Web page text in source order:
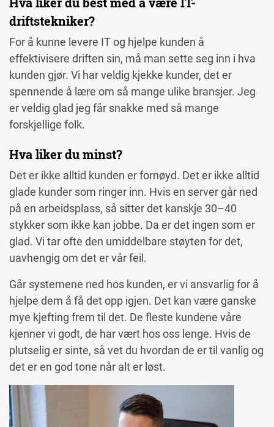
driftstekniker?
For å kunne levere IT og hjelpe kunden å
effektivisere driften sin, må man sette seg inn i hva
kunden gjør. Vi har veldig kjekke kunder, det er
spennende å lære om så mange ulike bransjer. Jeg
er veldig glad jeg får snakke med så mange
forskjellige folk.
Hva liker du minst?
Det er ikke alltid kunden er fornøyd. Det er ikke alltid
glade kunder som ringer inn. Hvis en server går ned
på en arbeidsplass, så sitter det kanskje 30–40
stykker som ikke kan jobbe. Da er det ingen som er
glad. Vi tar ofte den umiddelbare støyten for det,
uavhengig om det er vår feil.
Går systemene ned hos kunden, er vi ansvarlig for å
hjelpe dem å få det opp igjen. Det kan være ganske
mye kjefting frem til det. De fleste kundene våre
kjenner vi godt, de har vært hos oss lenge. Hvis de
plutselig er sinte, så vet du hvordan de er til vanlig og
det er en god tone når alt er løst.
Image